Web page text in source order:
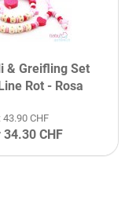
& Greifling Set
Rot - Rosa
CHF
CHF